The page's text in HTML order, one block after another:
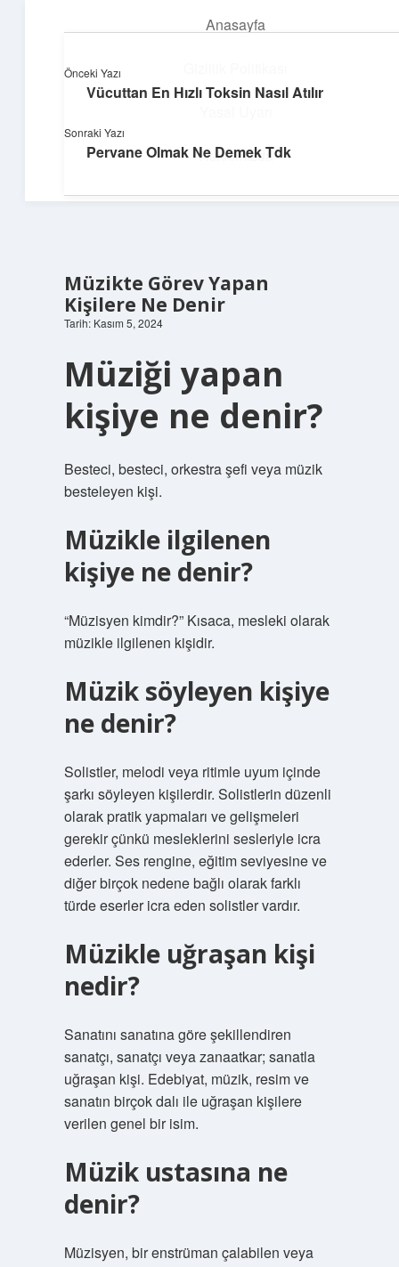
Anasayfa
Hakkımızda
Yaratıcı projelerle dünyanı inşa et!
Müzikte Görev Yapan
Kişilere Ne Denir
Tarih: Kasım 5, 2024
Müziği yapan
kişiye ne denir?
Besteci, besteci, orkestra şefi veya müzik
besteleyen kişi.
Müzikle ilgilenen
kişiye ne denir?
“Müzisyen kimdir?” Kısaca, mesleki olarak
müzikle ilgilenen kişidir.
Müzik söyleyen kişiye
ne denir?
Solistler, melodi veya ritimle uyum içinde
şarkı söyleyen kişilerdir. Solistlerin düzenli
olarak pratik yapmaları ve gelişmeleri
gerekir çünkü mesleklerini sesleriyle icra
ederler. Ses rengine, eğitim seviyesine ve
diğer birçok nedene bağlı olarak farklı
türde eserler icra eden solistler vardır.
Müzikle uğraşan kişi
nedir?
Sanatını sanatına göre şekillendiren
sanatçı, sanatçı veya zanaatkar; sanatla
uğraşan kişi. Edebiyat, müzik, resim ve
sanatın birçok dalı ile uğraşan kişilere
verilen genel bir isim.
Müzik ustasına ne
denir?
Müzisyen, bir enstrüman çalabilen veya
Önceki Yazı
Vücuttan En Hızlı Toksin Nasıl Atılır
Sonraki Yazı
Pervane Olmak Ne Demek Tdk